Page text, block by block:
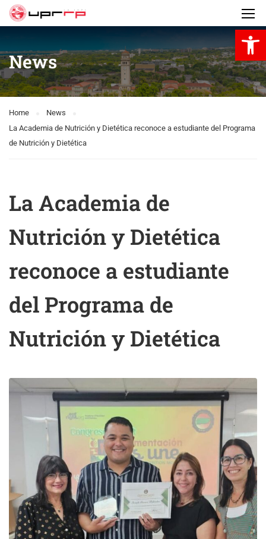
News
Home
News
La Academia de Nutrición y Dietética reconoce a estudiante del Programa
de Nutrición y Dietética
La Academia de
Nutrición y Dietética
reconoce a estudiante
del Programa de
Nutrición y Dietética